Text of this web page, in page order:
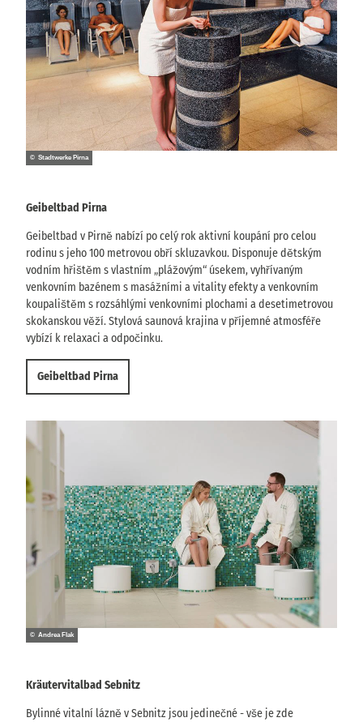
© Stadtwerke Pirna
Geibeltbad Pirna
Geibeltbad v Pirně nabízí po celý rok aktivní koupání pro celou
rodinu s jeho 100 metrovou obří skluzavkou. Disponuje dětským
vodním hřištěm s vlastním „plážovým“ úsekem, vyhřívaným
venkovním bazénem s masážními a vitality efekty a venkovním
koupalištěm s rozsáhlými venkovními plochami a desetimetrovou
skokanskou věží. Stylová saunová krajina v příjemné atmosféře
vybízí k relaxaci a odpočinku.
Geibeltbad Pirna
Kräutervitalbad Sebnitz
Bylinné vitalní lázně v Sebnitz jsou jedinečné - vše je zde
© Andrea Flak